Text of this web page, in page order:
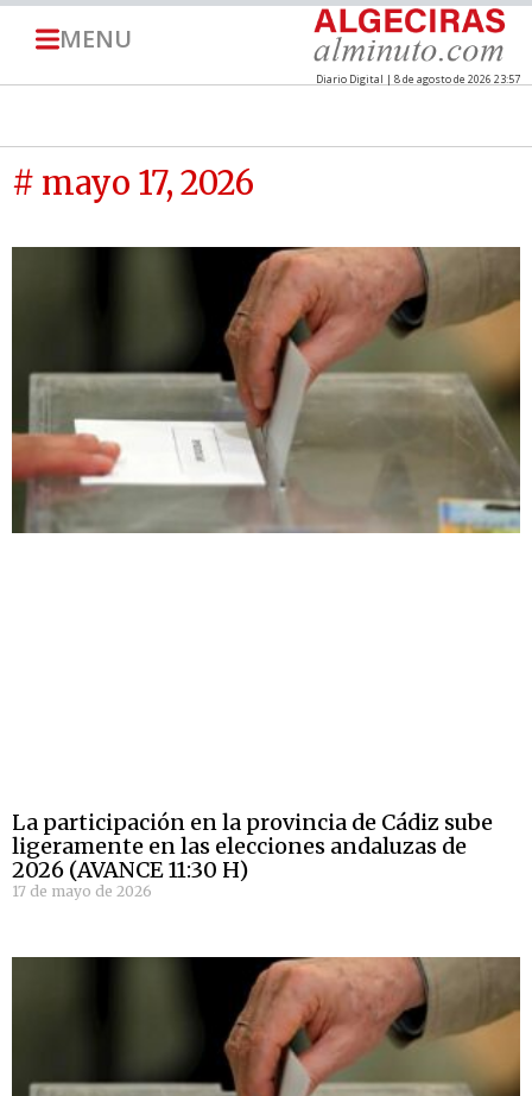
MENU
Diario Digital | 8 de agosto de 2026 23:57
# mayo 17, 2026
La participación en la provincia de Cádiz sube
ligeramente en las elecciones andaluzas de
2026 (AVANCE 11:30 H)
17 de mayo de 2026